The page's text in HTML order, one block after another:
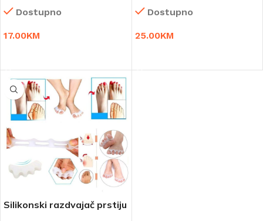
kičme!
Dostupno
17.00KM
Dostupno
25.00KM
Silikonski razdvajač prstiju